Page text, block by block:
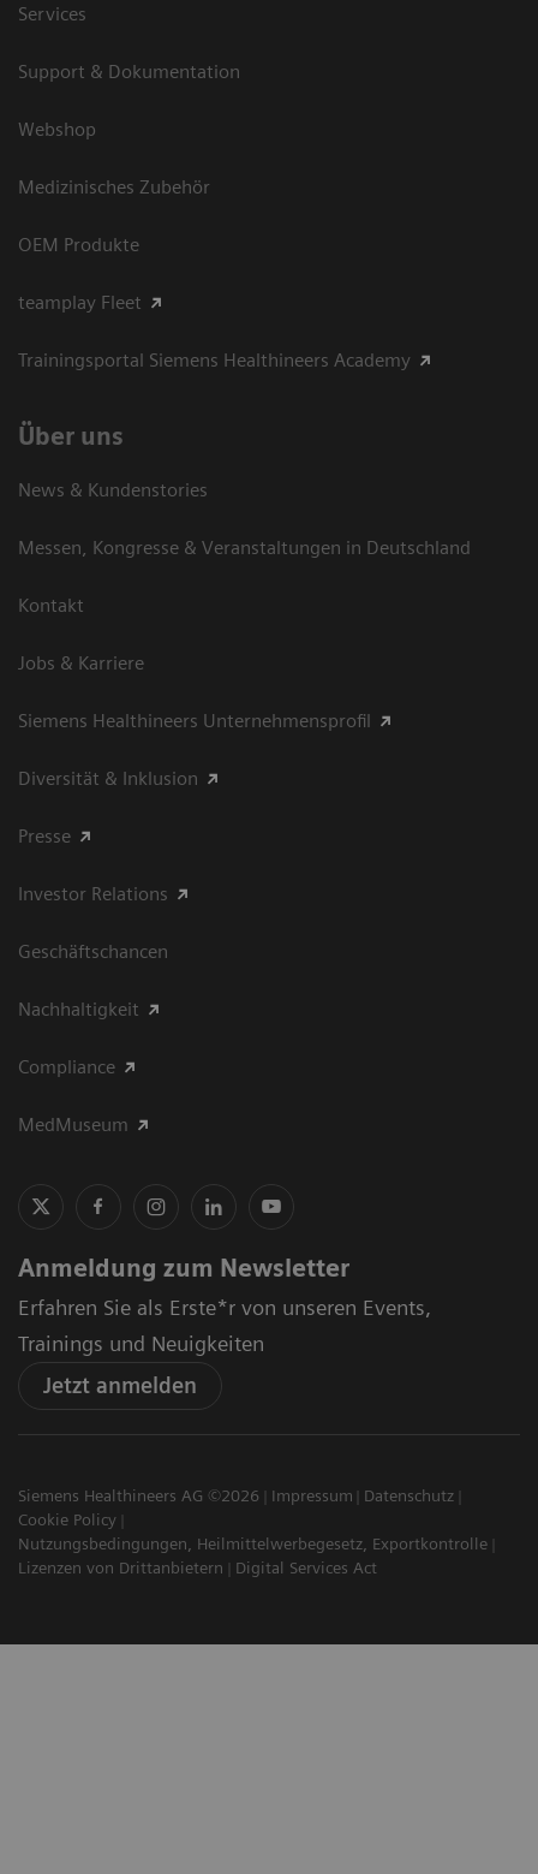
Services
Support & Dokumentation
Webshop
Medizinisches Zubehör
OEM Produkte
teamplay Fleet
Trainingsportal Siemens Healthineers Academy
Über uns
News & Kundenstories
Messen, Kongresse & Veranstaltungen in Deutschland
Kontakt
Jobs & Karriere
Siemens Healthineers Unternehmensprofil
Diversität & Inklusion
Presse
Investor Relations
Geschäftschancen
Nachhaltigkeit
Compliance
MedMuseum
Anmeldung zum Newsletter
Erfahren Sie als Erste*r von unseren Events,
Trainings und Neuigkeiten
Jetzt anmelden
Siemens Healthineers AG ©2026 Impressum
Datenschutz
Cookie Policy
Nutzungsbedingungen, Heilmittelwerbegesetz, Exportkontrolle
Lizenzen von Drittanbietern
Digital Services Act